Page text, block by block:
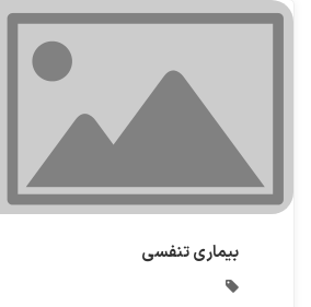
بیماری تنفسی